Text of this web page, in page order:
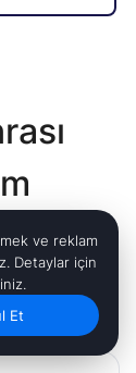
teknik
olarak
ve reklam
Detaylar için
Et